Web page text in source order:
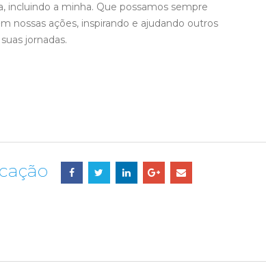
incluindo a minha. Que possamos sempre
nossas ações, inspirando e ajudando outros
jornadas.